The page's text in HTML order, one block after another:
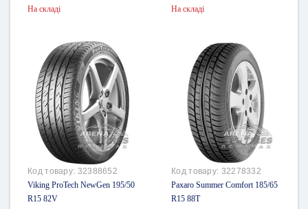
На складі На складі
Код товару: 32388652
Viking ProTech NewGen 195/50
R15 82V
Код товару: 32278332
Paxaro Summer Comfort 185/65
R15 88T